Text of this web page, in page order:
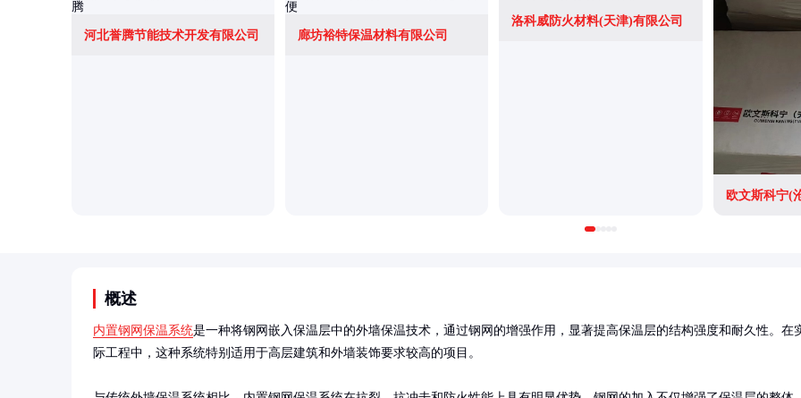
河北誉腾节能技术开发有限公司 廊坊裕特保温材料有限公司
洛科威防火材料(天津)有限公司
概述
内置钢网保温系统是一种将钢网嵌入保温层中的外墙保温技术，通过钢网的增强作用，显著提高保温层的结构强度和耐久性。在
际工程中，这种系统特别适用于高层建筑和外墙装饰要求较高的项目。